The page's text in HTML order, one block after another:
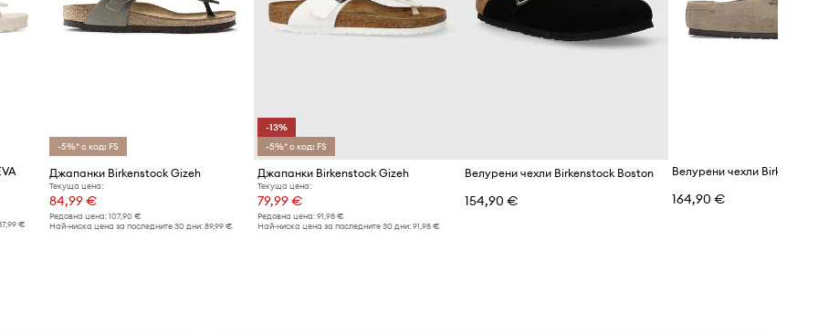
€
-5%* с код: FS
Джапанки Birkenstock Gizeh
Текуща цена:
84,99 €
Редовна цена: 107,90 €
Най-ниска цена за последните 30 дни: 89,99 €
-13%
-5%* с код: FS
Джапанки Birkenstock Gizeh
Текуща цена:
79,99 €
Редовна цена: 91,98 €
Най-ниска цена за последните 30 дни: 91,98 €
Велурени чехли Birkenstock Boston
154,90 € 164,90 €